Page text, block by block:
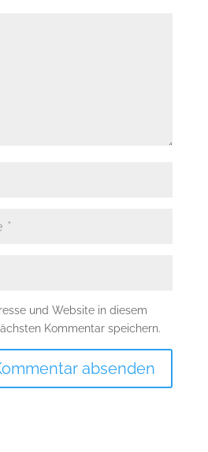
und Website in diesem
Kommentar speichern.